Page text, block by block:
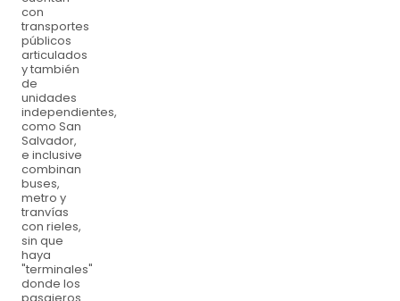
con
transportes
públicos
articulados
y también
de
unidades
independientes,
como San
Salvador,
e inclusive
combinan
buses,
metro y
tranvías
con rieles,
sin que
haya
"terminales"
donde los